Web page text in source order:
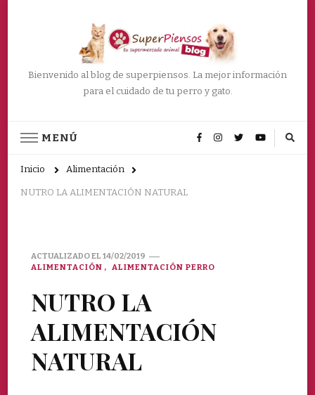
Bienvenido al blog de superpiensos. La mejor información
para el cuidado de tu perro y gato.
MENÚ
Inicio Alimentación
NUTRO LA ALIMENTACIÓN NATURAL
ACTUALIZADO EL 14/02/2019
ALIMENTACIÓN
ALIMENTACIÓN PERRO
NUTRO LA
ALIMENTACIÓN
NATURAL